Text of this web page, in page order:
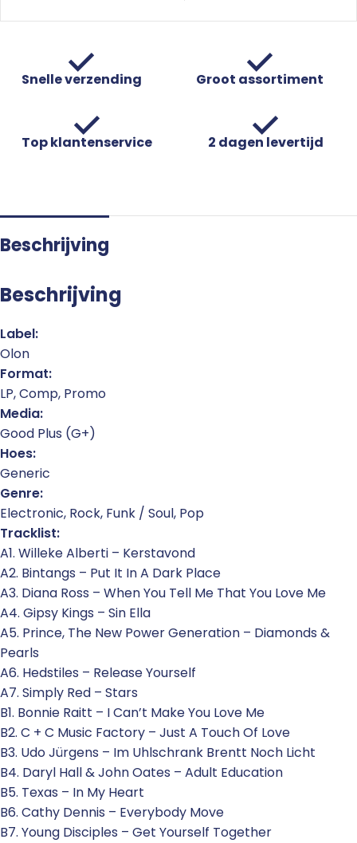
Snelle verzending Groot assortiment
Top klantenservice 2 dagen levertijd
Beschrijving
Beschrijving
Label:
Olon
Format:
LP, Comp, Promo
Media:
Good Plus (G+)
Hoes:
Generic
Genre:
Electronic, Rock, Funk / Soul, Pop
Tracklist:
A1. Willeke Alberti – Kerstavond
A2. Bintangs – Put It In A Dark Place
A3. Diana Ross – When You Tell Me That You Love Me
A4. Gipsy Kings – Sin Ella
A5. Prince, The New Power Generation – Diamonds &
Pearls
A6. Hedstiles – Release Yourself
A7. Simply Red – Stars
B1. Bonnie Raitt – I Can’t Make You Love Me
B2. C + C Music Factory – Just A Touch Of Love
B3. Udo Jürgens – Im Uhlschrank Brentt Noch Licht
B4. Daryl Hall & John Oates – Adult Education
B5. Texas – In My Heart
B6. Cathy Dennis – Everybody Move
B7. Young Disciples – Get Yourself Together